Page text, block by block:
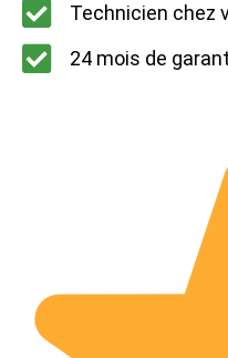
Technicien chez
24 mois de